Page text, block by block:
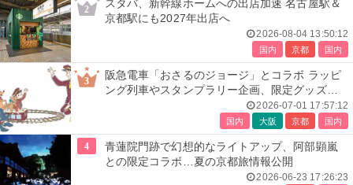
2
スタバ、新幹線ホームへの出店加速 名古屋駅＆
京都駅にも2027年出店へ
2026-08-04 13:50:12
国内 京都 国内
3
阪急電車「おさるのジョージ」とコラボ ラッピ
ング列車やスタンプラリー企画、限定グッズ全
2026-07-01 17:57:12
国内 大阪 京都 国内
4
青蓮院門跡で幻想的なライトアップ、阿部顕嵐
との限定コラボ…夏の京都旅情報公開
2026-06-23 17:26:23